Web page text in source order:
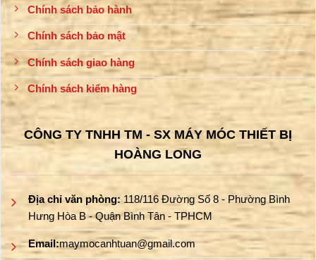
Chính sách bảo hành
Chính sách bảo mật
Chính sách giao hàng
Chính sách kiểm hàng
CÔNG TY TNHH TM - SX MÁY MÓC THIẾT BỊ
HOÀNG LONG
Địa chỉ văn phòng: 118/116 Đường Số 8 - Phường Bình
Hưng Hòa B - Quận Bình Tân - TPHCM
Email:maymocanhtuan@gmail.com